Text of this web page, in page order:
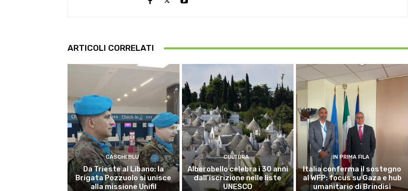
ARTICOLI CORRELATI
CASCHI BLU
Da Trieste al Libano: la
Brigata Pozzuolo si unisce
alla missione Unifil
CULTURA
Alberobello celebra i 30 anni
dall’iscrizione nelle liste
UNESCO
IN PRIMA FILA
Italia conferma il sostegno
al WFP: focus su Gaza e hub
umanitario di Brindisi